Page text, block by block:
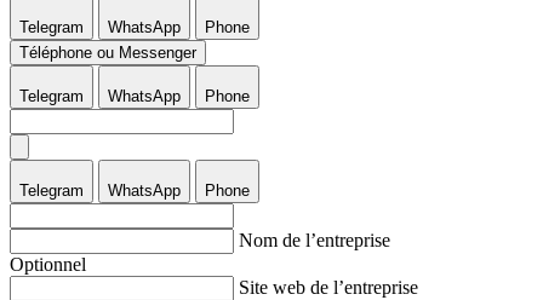
Telegram WhatsApp
Phone
Téléphone ou Messenger
Telegram WhatsApp Phone
Telegram WhatsApp Phone
Nom de l’entreprise
Optionnel
Site web de l’entreprise